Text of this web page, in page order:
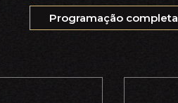
Programação completa